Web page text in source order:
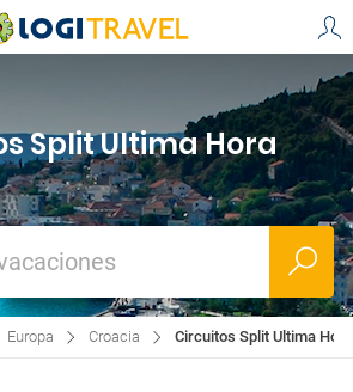
Split Ultima Hora
Europa Croacia Circuitos Split Ultima Hora